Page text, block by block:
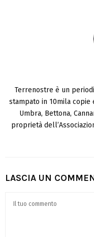
Terrenostre è un
stampato in 10mila copie
Umbra, Bettona,
proprietà
LASCIA UN